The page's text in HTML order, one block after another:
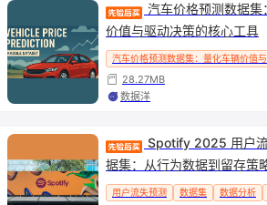
汽车价格预测数据集
价值与驱动决策的核心工具
汽车价格预测数据集：量化车辆价值
28.27MB
数据洋
Spotify 2025 用户
据集：从行为数据到留存策
石
用户流失预测 数据集 数据分析